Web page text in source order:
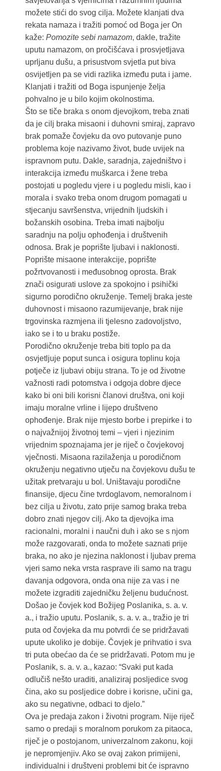
možete stići do svog cilja. Možete klanjati dva
rekata namaza i tražiti pomoć od Boga jer On
kaže: Pomozite sebi namazom, dakle, tražite
uputu namazom, on pročišćava i prosvjetljava
uprljanu dušu, a prisustvom svjetla put biva
osvijetljen pa se vidi razlika između puta i jame.
Klanjati i tražiti od Boga ispunjenje želja
pohvalno je u bilo kojim okolnostima.
Što se tiče braka s onom djevojkom, treba znati
da je cilj braka misaoni i duhovni smiraj, zapravo
brak pomaže čovjeku da ovo putovanje puno
problema koje nazivamo život, bude uvijek na
ispravnom putu. Dakle, saradnja, zajedništvo i
interakcija između muškarca i žene treba
postojati u pogledu vjere i u pogledu misli, kao i
morala i svako treba onom drugom pomagati u
stjecanju savršenstva, vrijednih ljudskih i
božanskih osobina. Treba imati najbolju
saradnju na polju ophođenja i društvenih
odnosa. Brak je poprište ljubavi i naklonosti.
Poprište misaone interakcije, poprište
požrtvovanosti i međusobnog oprosta. Brak
znači osigurati uslove za spokojno i psihički
sigurno porodično okruženje. Temelj braka jeste
duhovnost i misaono razumijevanje, brak nije
trgovinska razmjena ili tjelesno zadovoljstvo,
iako se i to u braku postiže.
Porodično okruženje treba biti toplo pa da
osvjetljuje poput sunca i osigura toplinu koja
potječe iz ljubavi obiju strana. To je od životne
važnosti radi potomstva i odgoja dobre djece
kako bi oni bili korisni članovi društva, oni koji
imaju moralne vrline i lijepo društveno
ophođenje. Brak nije mjesto borbe i prepirke i to
o najvažnijoj životnoj temi – vjeri i njezinim
vrijednim spoznajama jer je riječ o čovjekovoj
vječnosti. Misaona razilaženja u porodičnom
okruženju negativno utječu na čovjekovu dušu te
užitak pretvaraju u bol. Uništavaju porodične
finansije, djecu čine tvrdoglavom, nemoralnom i
bez cilja u životu, zato prije samog braka treba
dobro znati njegov cilj. Ako ta djevojka ima
racionalni, moralni i naučni duh i ako se s njom
može razgovarati, onda to možete saznati prije
braka, no ako je njezina naklonost i ljubav prema
vjeri samo neka vrsta rasprave ili samo na tragu
davanja odgovora, onda ona nije za vas i ne
možete izgraditi zajedničku željenu budućnost.
Došao je čovjek kod Božijeg Poslanika, s. a. v.
a., i tražio uputu. Poslanik, s. a. v. a., tražio je tri
puta od čovjeka da mu potvrdi će se pridržavati
upute ukoliko je dobije. Čovjek je prihvatio i sva
tri puta obećao da će se pridržavati. Potom mu je
Poslanik, s. a. v. a., kazao: “Svaki put kada
odlučiš nešto uraditi, analiziraj posljedice svog
čina, ako su posljedice dobre i korisne, učini ga,
ako su negativne, odbaci to djelo.”
Ova je predaja zakon i životni program. Nije riječ
samo o predaji s moralnom porukom za pitaoca,
riječ je o postojanom, univerzalnom zakonu, koji
je nepromjenjiv. Ako se ovaj zakon primijeni,
individualni i društveni problemi bit će ispravno